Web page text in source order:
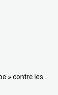
» contre les